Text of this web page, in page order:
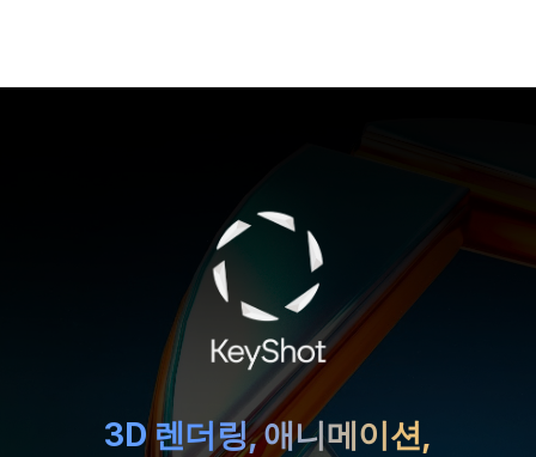
3D 렌더링, 애니메이션,